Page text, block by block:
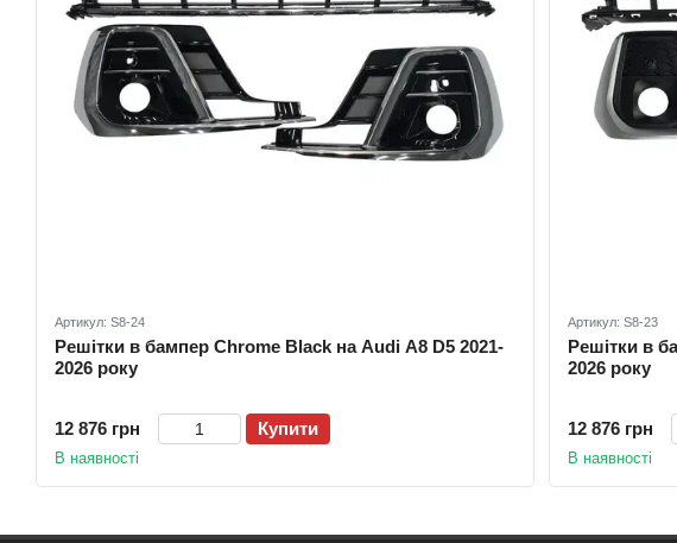
Артикул: S8-24
Решітки в бампер Chrome Black на Audi A8 D5 2021-
2026 року
12 876 грн Купити
В наявності
Артикул: S8-23
Решітки в
2026 року
12 876 грн
В наявності